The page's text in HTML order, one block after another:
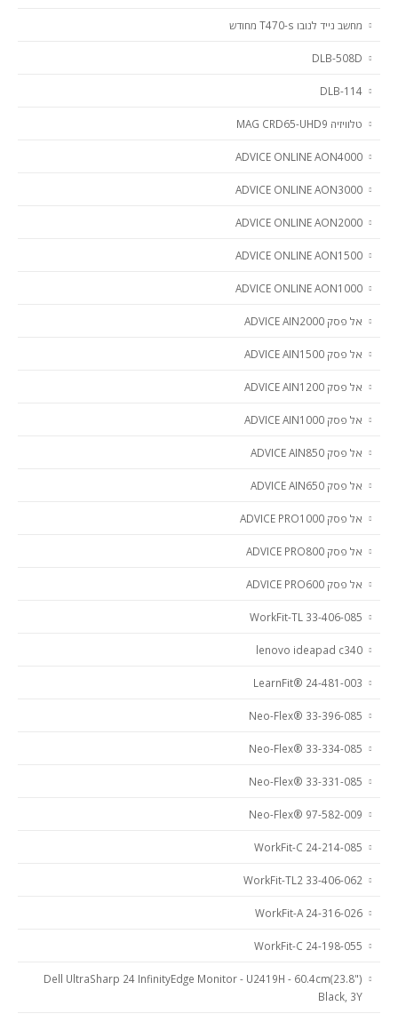
מחשב נייד לנובו T470-s מחודש
DLB-508D
DLB-114
טלוויזיה MAG CRD65-UHD9
ADVICE ONLINE AON4000
ADVICE ONLINE AON3000
ADVICE ONLINE AON2000
ADVICE ONLINE AON1500
ADVICE ONLINE AON1000
אל פסק ADVICE AIN2000
אל פסק ADVICE AIN1500
אל פסק ADVICE AIN1200
אל פסק ADVICE AIN1000
אל פסק ADVICE AIN850
אל פסק ADVICE AIN650
אל פסק ADVICE PRO1000
אל פסק ADVICE PRO800
אל פסק ADVICE PRO600
33-406-085 WorkFit-TL
lenovo ideapad c340
LearnFit® 24-481-003
Neo-Flex® 33-396-085
Neo-Flex® 33-334-085
Neo-Flex® 33-331-085
Neo-Flex® 97-582-009
WorkFit-C 24-214-085
33-406-062 WorkFit-TL2
24-316-026 WorkFit-A
24-198-055 WorkFit-C
Dell UltraSharp 24 InfinityEdge Monitor - U2419H - 60.4cm(23.8")
Black, 3Y